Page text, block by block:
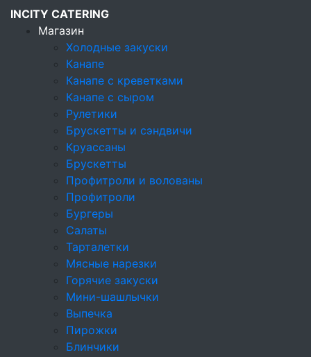
INCITY CATERING
Магазин
Холодные закуски
Канапе
Канапе с креветками
Канапе с сыром
Рулетики
Брускетты и сэндвичи
Круассаны
Брускетты
Профитроли и волованы
Профитроли
Бургеры
Салаты
Тарталетки
Мясные нарезки
Горячие закуски
Мини-шашлычки
Выпечка
Пирожки
Блинчики
Кейтеринговая компания
Десерты
Холодные закуски
Канапе с креветками
Канапе с сыром
Рулетики
Брускетты и сэндвичи
Круассаны